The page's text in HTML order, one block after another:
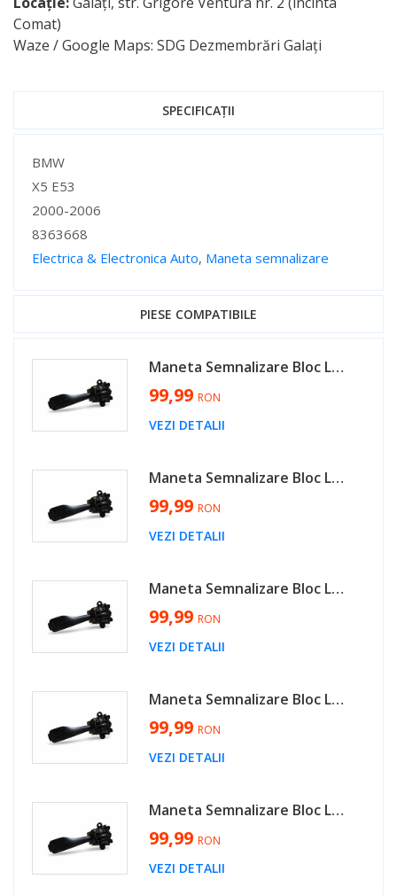
Comat)
Waze / Google Maps: SDG Dezmembrări Galați
SPECIFICAȚII
Specificații
BMW
X5 E53
2000-2006
8363668
Electrica & Electronica Auto, Maneta semnalizare
PIESE COMPATIBILE
Maneta Semnalizare Bloc Lumini BMW Seria 3 E46 1997 - 2005 Cod 8363668 [LS0619]
99,99 RON
VEZI DETALII
Maneta Semnalizare Bloc Lumini BMW Seria 5 E39 1995 - 2004 Cod 8363668 [LS0619]
99,99 RON
VEZI DETALII
Maneta Semnalizare Bloc Lumini BMW X3 E83 2003 - 2010 Cod 8363668 [LS0619]
99,99 RON
VEZI DETALII
Maneta Semnalizare Bloc Lumini BMW X5 E53 1999 - 2006 Cod 8363668 [LS0619]
99,99 RON
VEZI DETALII
Maneta Semnalizare Bloc Lumini BMW Seria 7 E38 1994 - 2001 Cod 8363668 [LS0619]
99,99 RON
VEZI DETALII